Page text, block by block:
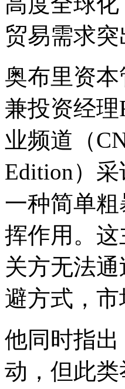
贸易需求突
奥布里资本
兼投资经
业频道（
Edition）
一种简单
挥作用。
关方无法
避方式，
他同时指
动，但此